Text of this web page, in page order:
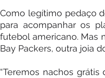
Como legítimo pedaço
para acompanhar os
futebol americano. Mas
Bay Packers, outra joia
“Teremos nachos